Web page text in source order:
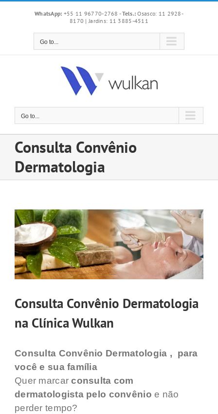
WhatsApp: +55 11 96770-2768 -Tels.: Osasco: 11 2928-
8170 | Jardins: 11 3885-4511
Go to...
Go to...
Consulta Convênio
Dermatologia
Consulta Convênio Dermatologia
na Clínica Wulkan
Consulta Convênio Dermatologia , para
você e sua família
Quer marcarconsulta com
dermatologista pelo convênio e não
perder tempo?